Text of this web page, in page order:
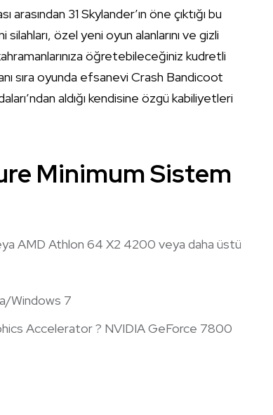
31 Skylander’ın öne çıktığı bu
silahları, özel yeni oyun alanlarını ve gizli
öğretebileceğiniz kudretli
sıra oyunda efsanevi Crash Bandicoot
aldığı kendisine özgü kabiliyetleri
Minimum Sistem
AMD Athlon 64 X2 4200 veya daha üstü
Windows 7
Accelerator ? NVIDIA GeForce 7800